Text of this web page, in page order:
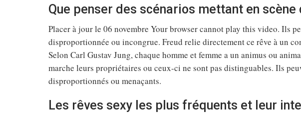
Que penser des scénarios mettant en
Placer à jour le 06 novembre Your browser cannot play this video. Ils
disproportionnée ou incongrue. Freud relie directement ce rêve à un
Selon Carl Gustav Jung, chaque homme et femme a un animus ou
marche leurs propriétaires ou ceux-ci ne sont pas distinguables. Ils
disproportionnés ou menaçants.
Les rêves sexy les plus fréquents et leur